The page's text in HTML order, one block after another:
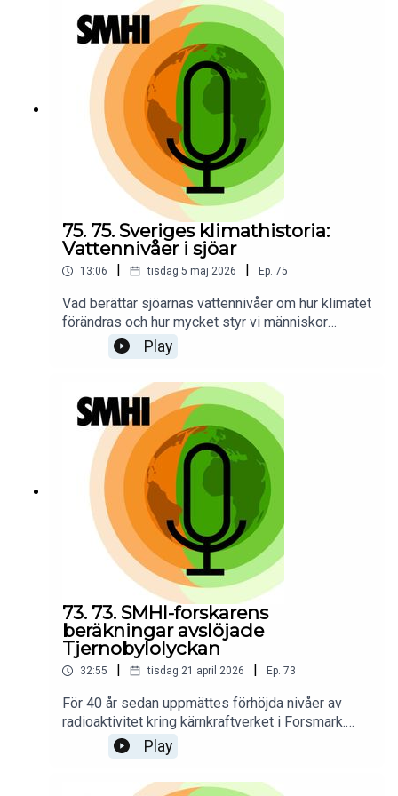
isläggning och islossning, och hur denna
förändring märks mer och mer i vår
vardag.Programledare för poddserien Sveriges
klimathistoria är Priya Eklund.
75. 75. Sveriges klimathistoria:
Vattennivåer i sjöar
13:06 | tisdag 5 maj 2026 | Ep. 75
Vad berättar sjöarnas vattennivåer om hur klimatet
förändras och hur mycket styr vi människor
själva?Vattennivåer i sjöar påverkas av samspelet
mellan nederbörd, avdunstning, tillrinning och
mänsklig reglering, och har mätts i Sverige i över
hundra år. Hydrologen Anna Eklund berättar i det
här avsnittet om hur långa mätserier visar hur
nivåerna varierar över tid och skiljer sig mellan
olika delar av landet. Hon berättar också om vad
regleringen sjöar innebär för vattennivåerna.
Programledare för poddserien Sveriges
klimathistoria är Priya Eklund
Play
73. 73. SMHI-forskarens
beräkningar avslöjade
Tjernobylolyckan
32:55 | tisdag 21 april 2026 | Ep. 73
För 40 år sedan uppmättes förhöjda nivåer av
radioaktivitet kring kärnkraftverket i Forsmark.
Men det var konstigt, för där hade inget ovanligt
hänt. Christer Persson, som då jobbade med
luftmiljöfrågor på SMHI, tog saken i egna händer
Play